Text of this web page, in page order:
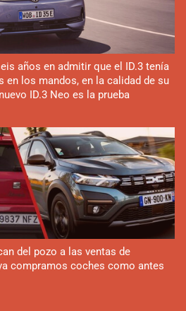
años en admitir que el ID.3 tenía
en los mandos, en la calidad de su
ID.3 Neo es la prueba
del pozo a las ventas de
compramos coches como antes